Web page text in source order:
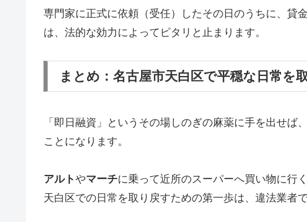
専門家に正式に依頼（受任）したその日のうちに、貸
は、法的な効力によってピタリと止まります。
まとめ：名古屋市天白区で平穏な日常を
「即日融資」というその場しのぎの麻薬に手を出せば
ことになります。
アルトやマーチに乗って近所のスーパーへ買い物に行
天白区での日常を取り戻すための第一歩は、違法業者